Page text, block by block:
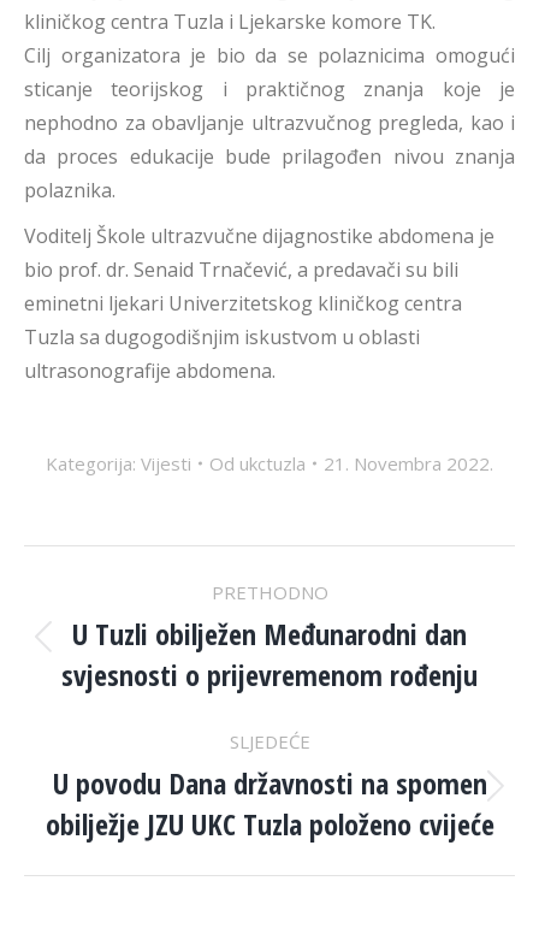
kliničkog centra Tuzla i Ljekarske komore TK.
Cilj organizatora je bio da se polaznicima omogući
sticanje teorijskog i praktičnog znanja koje je
nephodno za obavljanje ultrazvučnog pregleda, kao i
da proces edukacije bude prilagođen nivou znanja
polaznika.
Voditelj Škole ultrazvučne dijagnostike abdomena je
bio prof. dr. Senaid Trnačević, a predavači su bili
eminetni ljekari Univerzitetskog kliničkog centra
Tuzla sa dugogodišnjim iskustvom u oblasti
ultrasonografije abdomena.
Kategorija: Vijesti Od ukctuzla 21. Novembra 2022.
NAVIGATION
PRETHODNO
Previous
post:
U Tuzli obilježen Međunarodni dan
svjesnosti o prijevremenom rođenju
SLJEDEĆE
Next
post:
U povodu Dana državnosti na spomen
obilježje JZU UKC Tuzla položeno cvijeće